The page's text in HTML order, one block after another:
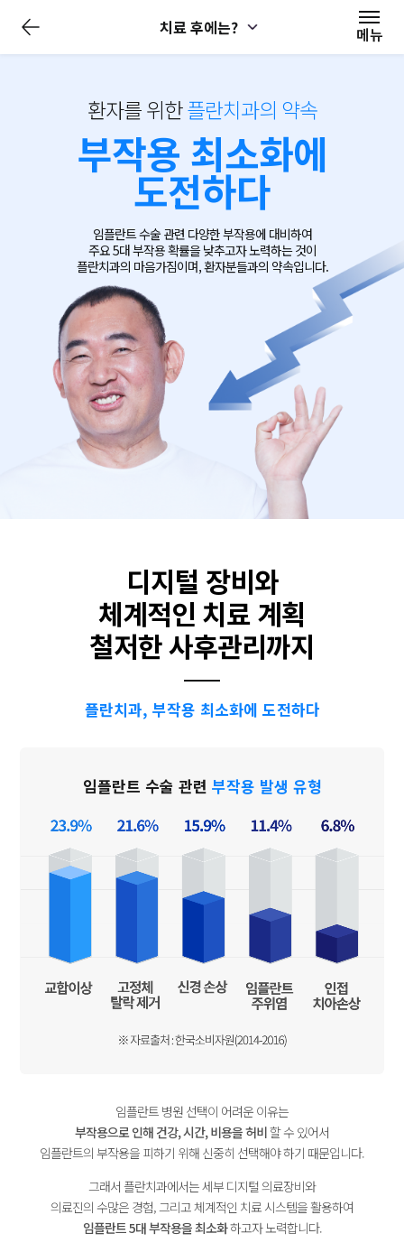
치료 후에는? 메뉴
환자를 위한플란치과의 약속
부작용 최소화에
도전하다
임플란트 수술 관련 다양한 부작용에 대비하여
주요 5대 부작용 확률을 낮추고자 노력하는 것이
플란치과의 마음가짐이며,환자분들과의 약속입니다.
디지털 장비와
체계적인 치료 계획
철저한 사후관리까지
플란치과, 부작용 최소화에 도전하다
임플란트 수술 관련 부작용 발생 유형
임플란트 병원 선택이 어려운 이유는
부작용으로 인해 건강, 시간, 비용을 허비할 수 있어서
임플란트의 부작용을 피하기 위해 신중히 선택해야 하기 때문입니다.
그래서 플란치과에서는 세부 디지털 의료장비와
의료진의 수많은 경험, 그리고 체계적인 치료 시스템을 활용하여
임플란트 5대 부작용을 최소화하고자 노력합니다.